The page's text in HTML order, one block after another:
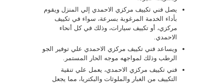
يصل فني تكييف مركزي الاحمدي إلي المنزل ويقوم
بأداء الخدمة المرغوبة بسرعة، سواء في تكييف
مركزي، أو تكييف سيارات، وذلك في كل أنحاء
الاحمدي.
ويساعد فني تكييف مركزي الاحمدي علي توفير الجو
الرطب وذلك لمواجهه موجه الحار المستمر.
فني تكييف مركزي الاحمدي، يعمل علي تنقية
التكييف من الغبار والملوثات والبكتريا، مما يجعل